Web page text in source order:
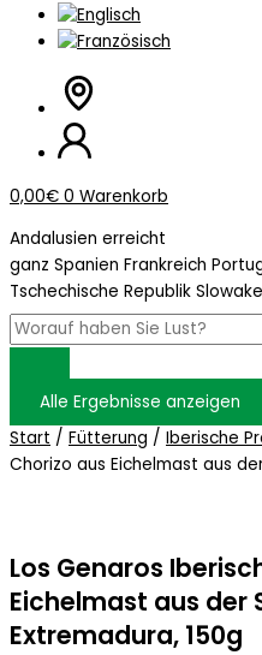
0,00€ 0 Warenkorb
Andalusien erreicht
ganz Spanien Frankreich
Tschechische Republik
Alle Ergebnisse anzeigen
Start / Fütterung / Iberische
Chorizo aus Eichelmast aus
Los Genaros
Eichelmast aus der
Extremadura, 150g